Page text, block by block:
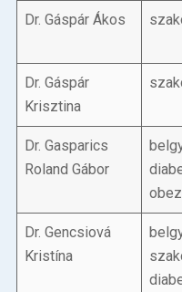
Dr. Gáspár Ákos
Dr. Gáspár
Krisztina
Dr. Gasparics
Roland Gábor
Dr. Gencsiová
Kristína